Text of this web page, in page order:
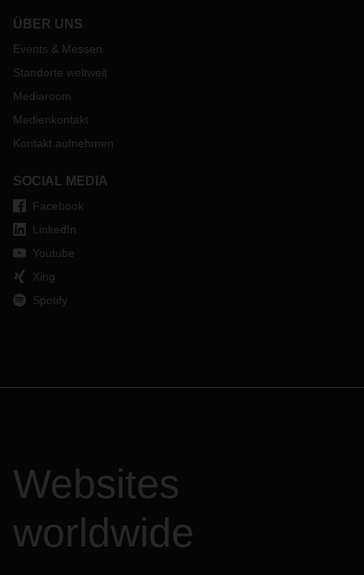
ÜBER UNS
Events & Messen
Standorte weltweit
Mediaroom
Medienkontakt
Kontakt aufnehmen
SOCIAL MEDIA
Facebook
LinkedIn
Youtube
Xing
Spotify
Websites
worldwide